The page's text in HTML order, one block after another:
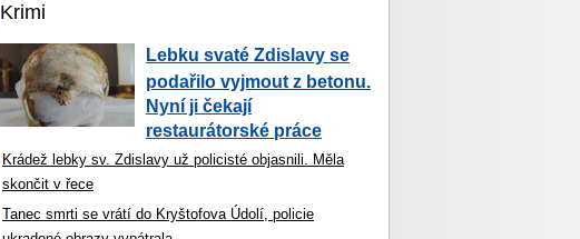
Krimi
Lebku svaté Zdislavy se
podařilo vyjmout z betonu.
Nyní ji čekají
restaurátorské práce
Krádež lebky sv. Zdislavy už policisté objasnili. Měla
skončit v řece
Tanec smrti se vrátí do Kryštofova Údolí, policie